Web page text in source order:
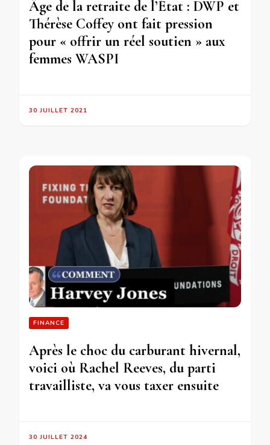
Âge de la retraite de l’État : DWP et
Thérèse Coffey ont fait pression
pour « offrir un réel soutien » aux
femmes WASPI
30 JUILLET 2021
FINANCE
Après le choc du carburant hivernal,
voici où Rachel Reeves, du parti
travailliste, va vous taxer ensuite
30 JUILLET 2024